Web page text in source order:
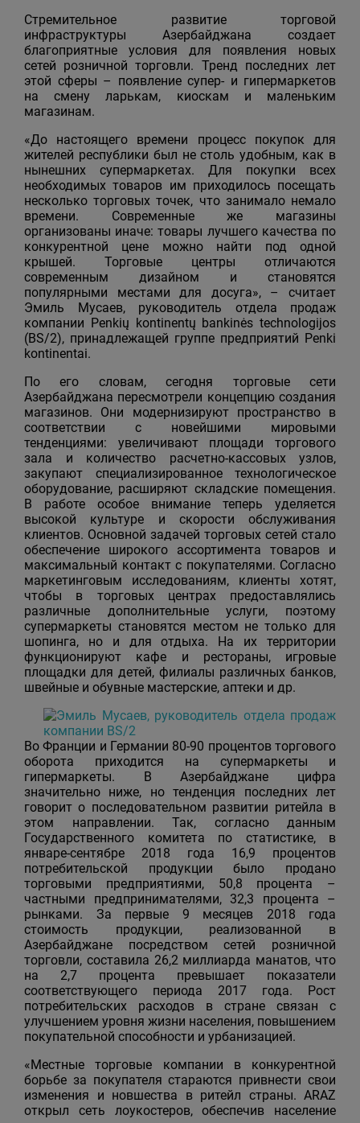
Стремительное развитие торговой
инфраструктуры Азербайджана создает
благоприятные условия для появления новых
сетей розничной торговли. Тренд последних лет
этой сферы – появление супер- и гипермаркетов
на смену ларькам, киоскам и маленьким
магазинам.
«До настоящего времени процесс покупок для
жителей республики был не столь удобным, как в
нынешних супермаркетах. Для покупки всех
необходимых товаров им приходилось посещать
несколько торговых точек, что занимало немало
времени. Современные же магазины
организованы иначе: товары лучшего качества по
конкурентной цене можно найти под одной
крышей. Торговые центры отличаются
современным дизайном и становятся
популярными местами для досуга», – считает
Эмиль Мусаев, руководитель отдела продаж
компании Penkių kontinentų bankinės technologijos
(BS/2), принадлежащей группе предприятий Penki
kontinentai.
По его словам, сегодня торговые сети
Азербайджана пересмотрели концепцию создания
магазинов. Они модернизируют пространство в
соответствии с новейшими мировыми
тенденциями: увеличивают площади торгового
зала и количество расчетно-кассовых узлов,
закупают специализированное технологическое
оборудование, расширяют складские помещения.
В работе особое внимание теперь уделяется
высокой культуре и скорости обслуживания
клиентов. Основной задачей торговых сетей стало
обеспечение широкого ассортимента товаров и
максимальный контакт с покупателями. Согласно
маркетинговым исследованиям, клиенты хотят,
чтобы в торговых центрах предоставлялись
различные дополнительные услуги, поэтому
супермаркеты становятся местом не только для
шопинга, но и для отдыха. На их территории
функционируют кафе и рестораны, игровые
площадки для детей, филиалы различных банков,
швейные и обувные мастерские, аптеки и др.
Во Франции и Германии 80-90 процентов торгового
оборота приходится на супермаркеты и
гипермаркеты. В Азербайджане цифра
значительно ниже, но тенденция последних лет
говорит о последовательном развитии ритейла в
этом направлении. Так, согласно данным
Государственного комитета по статистике, в
январе-сентябре 2018 года 16,9 процентов
потребительской продукции было продано
торговыми предприятиями, 50,8 процента –
частными предпринимателями, 32,3 процента –
рынками. За первые 9 месяцев 2018 года
стоимость продукции, реализованной в
Азербайджане посредством сетей розничной
торговли, составила 26,2 миллиарда манатов, что
на 2,7 процента превышает показатели
соответствующего периода 2017 года. Рост
потребительских расходов в стране связан с
улучшением уровня жизни населения, повышением
покупательной способности и урбанизацией.
«Местные торговые компании в конкурентной
борьбе за покупателя стараются привнести свои
изменения и новшества в ритейл страны. ARAZ
открыл сеть лоукостеров, обеспечив население